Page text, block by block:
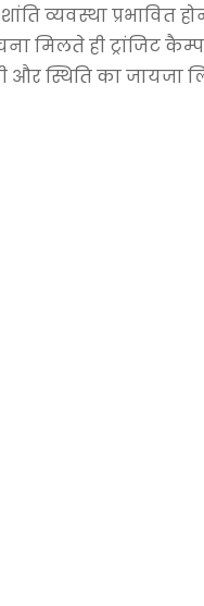
व्यवस्था प्रभावित
मिलते ही ट्रांजिट
और स्थिति का जायजा